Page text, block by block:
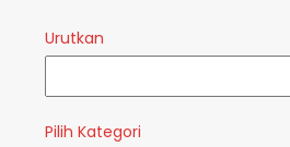
Urutkan
Pilih Kategori